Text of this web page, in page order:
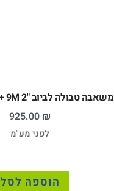
משאבה טבולה לביוב "2 9M + מצוף VALEX
925.00 ₪
לפני מע"מ
הוספה לסל